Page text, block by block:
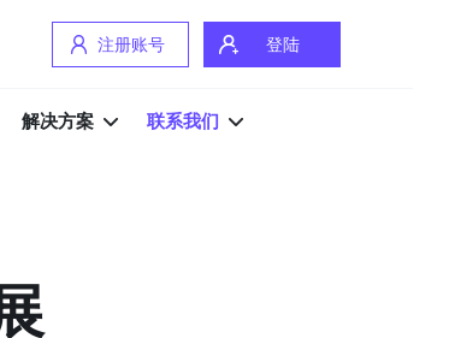
注册账号 登陆
解决方案 联系我们